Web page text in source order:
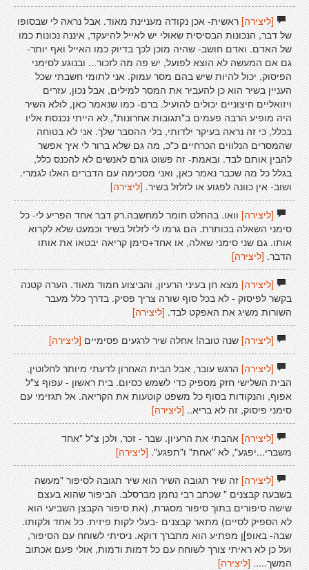
[ליצירה]ראשית- אכן נקודה מעניינת מאוד. אבל נראה לי שבסופו
של דבר, הנכונות הבסיסית שאולי יש לאייל להיעקד, איננה נכונות כמו
של האדם. ואדם חושב- שהיה מוכן לכך בדיוק כמו האייל ואף יותר-
גם אם המעשה לא הוצא לפועל, יש פה מה לזכור... ובנוגע לסימני
הפיסוק, יכול להיות שיש בהם מסר עמוק. אני לתומי חשבתי שכל
העניין בשיר הוא כן להעביר את המסר למילים, אבל נכון, עזרים
ויזואליים חיצוניים יכולים להועיל. ברם- כמו שנאמר כאן, לולא השיר
היה מופיע הרבה פעמים ב"תגובות אחרונות", לא הייתי נכנסת אליו
בכלל, כי זה נראה בעיקר ילדותי, בלי ההסבר שלך. אני לא בטוחה
שהמסרים הנלווים הכרחיים כ"כ, מה גם שלא ברור לי איך אפשר
להבין אותם לבד. ובאמת- זה פשוט גורם לאנשים לא להכנס כלל,
בגלל כל מה שכבר נאמר כאן, ואני מסכימה עם הדברים האלו לגמרי.
ושוב- אין כוונה לפגוע או לזלזל בשיר. [ליצירה]
[ליצירה]וואו. בהחלט חומר למחשבה.רק דבר אחד הפריע לי- כל
סימני השאלה בכותרת. הם גרמו לי לזלזל בשיר וכמעט שלא לקרוא
אותו. גם שני סימני שאלה, או אחד+סימן קריאה יבטאו את אותו
הדבר.[ליצירה]
[ליצירה]מצא חן בעיני הרעיון, והביצוע חמוד מאוד. הערה קטנה
בקשר לפיסוק - לא בכל סוף שורה צריך פסיק. בדרך כלל מעבר
השורות משיג את האפקט לבד. [ליצירה]
[ליצירה]שנה טובה! אחלה שיר לרגעים פסימיים [ליצירה]
[ליצירה]הרגש עובר, אבל הבית האחרון לדעתי מיותר לחלוטין.
הבית השלישי חזק מספיק כדי לשמש כסיום. בית ראשון - עפוף צ"ל
אפוף, והנקודות בסוף כל משפט קוטעות את הקריאה. אל תגזימי עם
סימני פיסוק, זה לא בריא..[ליצירה]
[ליצירה]אהבתי את הרעיון. שבר - זכר, ולכן צ"ל "אחד
משברי...יפגע", לא "אחת" ו"תפגע". [ליצירה]
[ליצירה]זה שיר תגובה השיר הוא שיר תגובה לסיפור "מעשה
בשבעה קבצנים " שכתב רבי נחמן מברסלב. הביפור שהוא בעצם
שישה סיפורים בתוך סיפור מסגרת, (את סיפור הקבצן השביעי הוא
לא הספיק לסיים) מתאר קבצנים -בעלי לקות פיזית. כל אחד ולקותו.
שבה- באופ]ן מפתיע הוא מתברך דוקא. ניסיתי לשוחח עם הסיפור,
ועל כן לא ראיתי צורך לשוחח עם כל דמות ודמות, אולי פעם אכתוב
המשך.....[ליצירה]